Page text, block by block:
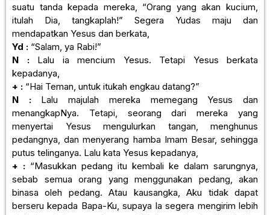
suatu tanda kepada mereka, “Orang yang akan kucium,
itulah Dia, tangkaplah!” Segera Yudas maju dan
mendapatkan Yesus dan berkata,
Yd : “Salam, ya Rabi!”
N :Lalu ia mencium Yesus. Tetapi Yesus berkata
kepadanya,
+ : “Hai Teman, untuk itukah engkau datang?”
N :Lalu majulah mereka memegang Yesus dan
menangkapNya. Tetapi, seorang dari mereka yang
menyertai Yesus mengulurkan tangan, menghunus
pedangnya, dan menyerang hamba Imam Besar, sehingga
putus telinganya. Lalu kata Yesus kepadanya,
+ : “Masukkan pedang itu kembali ke dalam sarungnya,
sebab semua orang yang menggunakan pedang, akan
binasa oleh pedang. Atau kausangka, Aku tidak dapat
berseru kepada Bapa-Ku, supaya la segera mengirim lebih